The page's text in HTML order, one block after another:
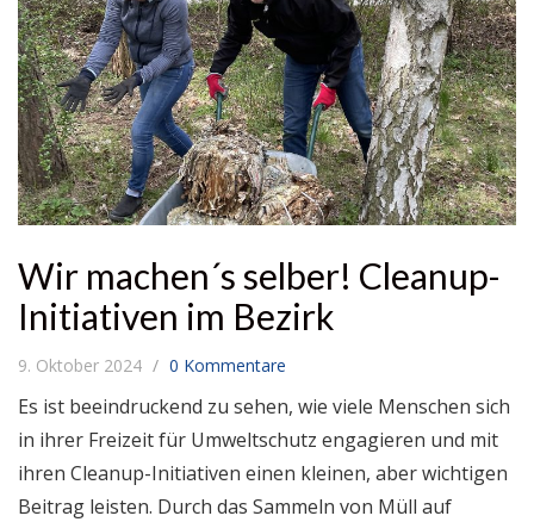
Wir machen´s selber! Cleanup-
Initiativen im Bezirk
9. Oktober 2024 0 Kommentare
Es ist beeindruckend zu sehen, wie viele Menschen sich
in ihrer Freizeit für Umweltschutz engagieren und mit
ihren Cleanup-Initiativen einen kleinen, aber wichtigen
Beitrag leisten. Durch das Sammeln von Müll auf